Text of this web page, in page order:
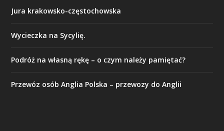
Jura krakowsko-częstochowska
Wycieczka na Sycylię.
Podróż na własną rękę – o czym należy pamiętać?
Przewóz osób Anglia Polska – przewozy do Anglii